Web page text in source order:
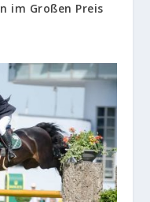
im Großen Preis